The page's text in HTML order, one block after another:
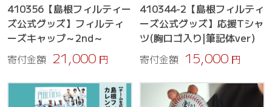
410356【島根フィルティー
ズ公式グッズ】フィルティ
ーズキャップ～2nd～
寄付金額 21,000 円
410344-2【島根フィルティ
ーズ公式グッズ】応援Tシャ
ツ(胸ロゴ入り|筆記体ver）
寄付金額 15,000 円